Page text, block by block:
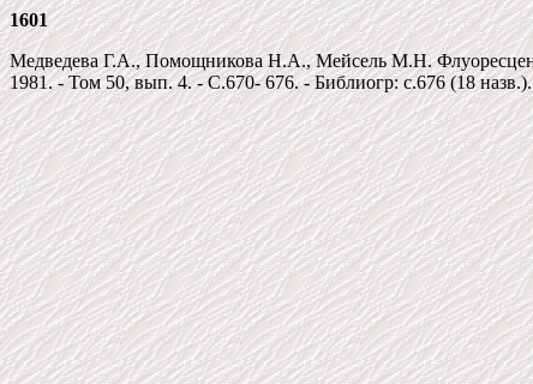
1601
Медведева Г.А., Помощникова Н.А., Мейсель М.Н.
1981. - Том 50, вып. 4. - C.670- 676. - Библиогр: c.676 (18